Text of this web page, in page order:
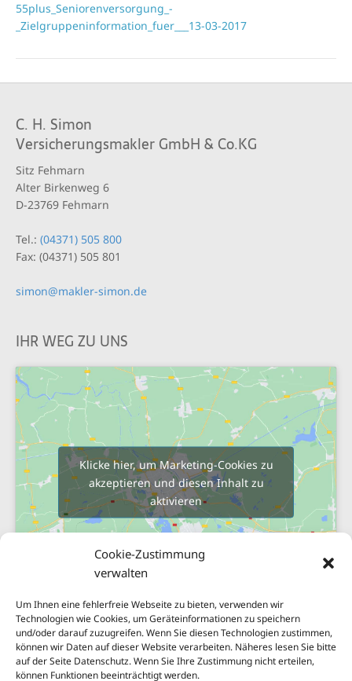
Cookie-Zustimmung
verwalten
Um Ihnen eine fehlerfreie Webseite zu bieten, verwenden wir
Technologien wie Cookies, um Geräteinformationen zu speichern
und/oder darauf zuzugreifen. Wenn Sie diesen Technologien zustimmen,
können wir Daten auf dieser Website verarbeiten. Näheres lesen Sie bitte
auf der Seite Datenschutz. Wenn Sie Ihre Zustimmung nicht erteilen,
können Funktionen beeinträchtigt werden.
55plus_Seniorenversorgung_-
_Zielgruppeninformation_fuer___13-03-2017
C. H. Simon
Versicherungsmakler GmbH & Co.KG
Sitz Fehmarn
Alter Birkenweg 6
D-23769 Fehmarn
Tel.: (04371) 505 800
Fax: (04371) 505 801
simon@makler-simon.de
IHR WEG ZU UNS
Klicke hier, um Marketing-Cookies zu
akzeptieren und diesen Inhalt zu
aktivieren
Sitemap
Impressum